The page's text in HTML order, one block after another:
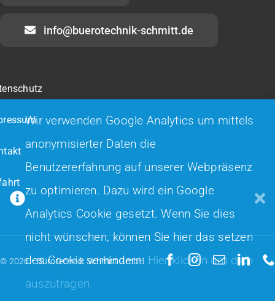
info@buerotechnik-schmitt.de
© 2026 •Bürotechnik Schmitt GmbH
Wir verwenden Google Analytics um mittels
anonymisierter Daten die
Benutzererfahrung auf unserer Webpräsenz
zu optimieren. Dazu wird ein Google
Analytics Cookie gesetzt. Wenn Sie dies
nicht wünschen, können Sie hier das setzen
des Cookie verhindern: Hier klicken um dich
auszutragen.